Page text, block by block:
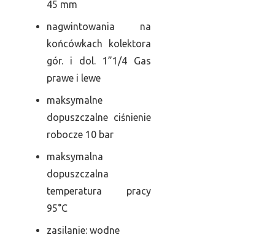
45 mm
nagwintowania na
końcówkach kolektora
gór. i dol. 1”1/4 Gas
prawe i lewe
maksymalne
dopuszczalne ciśnienie
robocze 10 bar
maksymalna
dopuszczalna
temperatura pracy
95°C
zasilanie: wodne